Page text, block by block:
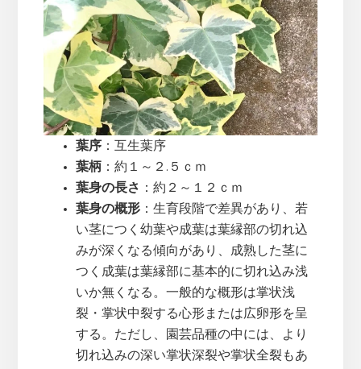
葉序：互生葉序
葉柄 ：約１～２.５ｃｍ
葉身の長さ ：約２～１２ｃｍ
葉身の概形：生育段階で差異があり、若
い茎につく幼葉や成葉は葉縁部の切れ込
みが深くなる傾向があり、成熟した茎に
つく成葉は葉縁部に基本的に切れ込み浅
いか無くなる。一般的な概形は掌状浅
裂・掌状中裂する心形または広卵形を呈
する。ただし、園芸品種の中には、より
切れ込みの深い掌状深裂や掌状全裂もあ